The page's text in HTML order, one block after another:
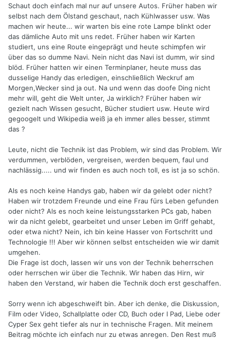
Schaut doch einfach mal nur auf unsere Autos. Früher haben wir
selbst nach dem Ölstand geschaut, nach Kühlwasser usw. Was
machen wir heute... wir warten bis eine rote Lampe blinkt oder
das dämliche Auto mit uns redet. Früher haben wir Karten
studiert, uns eine Route eingeprägt und heute schimpfen wir
über das so dumme Navi. Nein nicht das Navi ist dumm, wir sind
blöd. Früher hatten wir einen Terminplaner, heute muss das
dusselige Handy das erledigen, einschließlich Weckruf am
Morgen,Wecker sind ja out. Na und wenn das doofe Ding nicht
mehr will, geht die Welt unter, Ja wirklich? Früher haben wir
gezielt nach Wissen gesucht, Bücher studiert usw. Heute wird
gegoogelt und Wikipedia weiß ja eh immer alles besser, stimmt
das ?
Leute, nicht die Technik ist das Problem, wir sind das Problem. Wir
verdummen, verblöden, vergreisen, werden bequem, faul und
nachlässig..... und wir finden es auch noch toll, es ist ja so schön.
Als es noch keine Handys gab, haben wir da gelebt oder nicht?
Haben wir trotzdem Freunde und eine Frau fürs Leben gefunden
oder nicht? Als es noch keine leistungsstarken PCs gab, haben
wir da nicht gelebt, gearbeitet und unser Leben im Griff gehabt,
oder etwa nicht? Nein, ich bin keine Hasser von Fortschritt und
Technologie !!! Aber wir können selbst entscheiden wie wir damit
umgehen.
Die Frage ist doch, lassen wir uns von der Technik beherrschen
oder herrschen wir über die Technik. Wir haben das Hirn, wir
haben den Verstand, wir haben die Technik doch erst geschaffen.
Sorry wenn ich abgeschweift bin. Aber ich denke, die Diskussion,
Film oder Video, Schallplatte oder CD, Buch oder I Pad, Liebe oder
Cyper Sex geht tiefer als nur in technische Fragen. Mit meinem
Beitrag möchte ich einfach nur zu etwas anregen. Den Rest muß